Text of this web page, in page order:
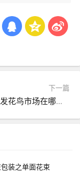
下一篇
杭州批发花鸟市场在哪里？